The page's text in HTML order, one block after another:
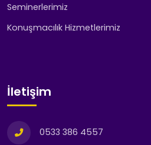
Seminerlerimiz
Konuşmacılık Hizmetlerimiz
İletişim
0533 386 4557